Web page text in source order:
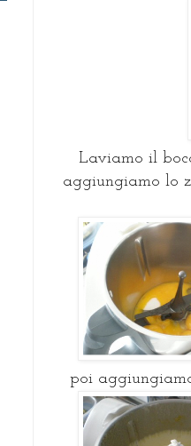
Laviamo il
aggiungiamo lo
poi